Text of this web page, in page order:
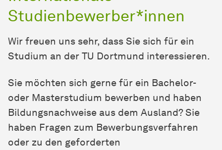
Studienbewerber*innen
Wir freuen uns sehr, dass Sie sich für ein
Studium an der TU Dort­mund interessieren.
Sie möchten sich gerne für ein Bachelor-
oder Masterstudium bewerben und haben
Bildungsnachweise aus dem Ausland? Sie
haben Fragen zum Bewerbungsverfahren
oder zu den geforderten